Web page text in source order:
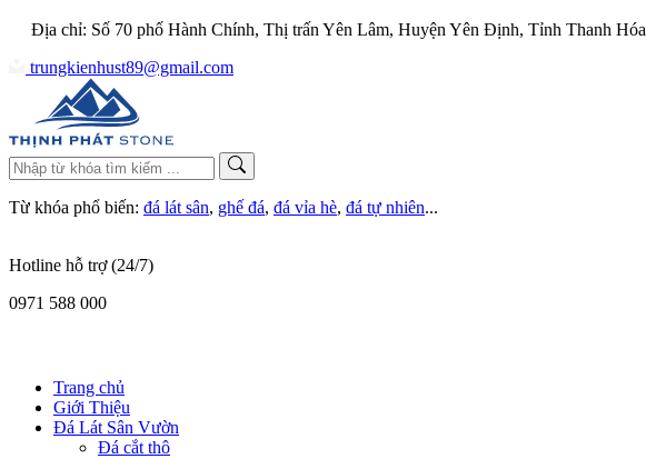
Địa chỉ: Số 70 phố Hành Chính, Thị trấn Yên Lâm, Huyện Yên Định, Tỉnh Thanh Hóa
trungkienhust89@gmail.com
Từ khóa phổ biến: đá lát sân, ghế đá, đá vỉa hè, đá tự nhiên...
Hotline hỗ trợ (24/7)
0971 588 000
Trang chủ
Giới Thiệu
Đá Lát Sân Vườn
Đá cắt thô